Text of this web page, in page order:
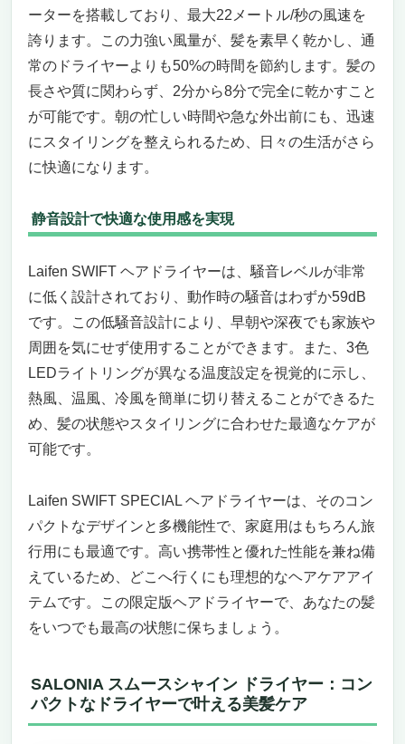
ーターを搭載しており、最大22メートル/秒の風速を
誇ります。この力強い風量が、髪を素早く乾かし、通
常のドライヤーよりも50%の時間を節約します。髪の
長さや質に関わらず、2分から8分で完全に乾かすこと
が可能です。朝の忙しい時間や急な外出前にも、迅速
にスタイリングを整えられるため、日々の生活がさら
に快適になります。
静音設計で快適な使用感を実現
Laifen SWIFT ヘアドライヤーは、騒音レベルが非常
に低く設計されており、動作時の騒音はわずか59dB
です。この低騒音設計により、早朝や深夜でも家族や
周囲を気にせず使用することができます。また、3色
LEDライトリングが異なる温度設定を視覚的に示し、
熱風、温風、冷風を簡単に切り替えることができるた
め、髪の状態やスタイリングに合わせた最適なケアが
可能です。
Laifen SWIFT SPECIAL ヘアドライヤーは、そのコン
パクトなデザインと多機能性で、家庭用はもちろん旅
行用にも最適です。高い携帯性と優れた性能を兼ね備
えているため、どこへ行くにも理想的なヘアケアアイ
テムです。この限定版ヘアドライヤーで、あなたの髪
をいつでも最高の状態に保ちましょう。
SALONIA スムースシャイン ドライヤー：コン
パクトなドライヤーで叶える美髪ケア